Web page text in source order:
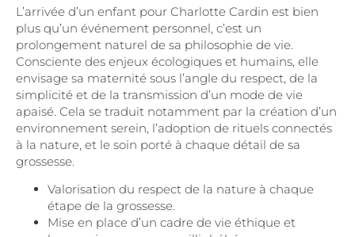
L’arrivée d’un enfant pour Charlotte Cardin est bien
plus qu’un événement personnel, c’est un
prolongement naturel de sa philosophie de vie.
Consciente des enjeux écologiques et humains, elle
envisage sa maternité sous l’angle du respect, de la
simplicité et de la transmission d’un mode de vie
apaisé. Cela se traduit notamment par la création d’un
environnement serein, l’adoption de rituels connectés
à la nature, et le soin porté à chaque détail de sa
grossesse.
Valorisation du respect de la nature à chaque
étape de la grossesse.
Mise en place d’un cadre de vie éthique et